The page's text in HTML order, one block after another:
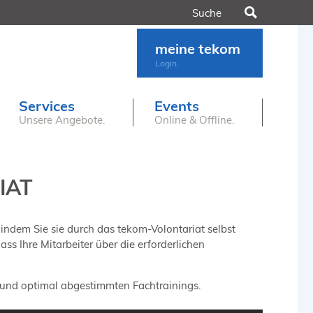
Services
Unsere Angebote.
Events
Online & Offline.
meine tekom
Login.
Sie sie durch das tekom-Volontariat selbst
Ihre Mitarbeiter über die erforderlichen
optimal abgestimmten Fachtrainings.